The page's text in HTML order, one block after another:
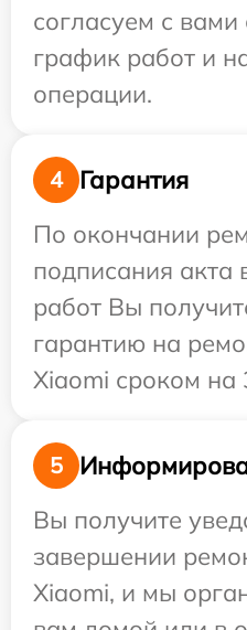
согласуем с вами
график работ и
операции.
4
Гарантия
По окончании
подписания
работ Вы
гарантию на
Xiaomi сроком на
5
Вы получите
завершении
Xiaomi, и мы